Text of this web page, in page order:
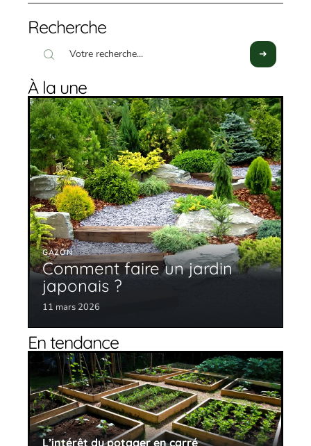
Recherche
À la une
GAZON
Comment faire un jardin
japonais ?
11 mars 2026
En tendance
L’intérêt du potager en carré